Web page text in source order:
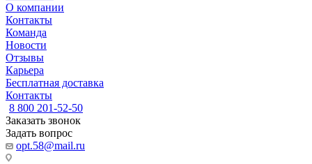
О компании
Контакты
Команда
Новости
Отзывы
Карьера
Бесплатная доставка
Контакты
8 800 201-52-50
Заказать звонок
Задать вопрос
opt.58@mail.ru